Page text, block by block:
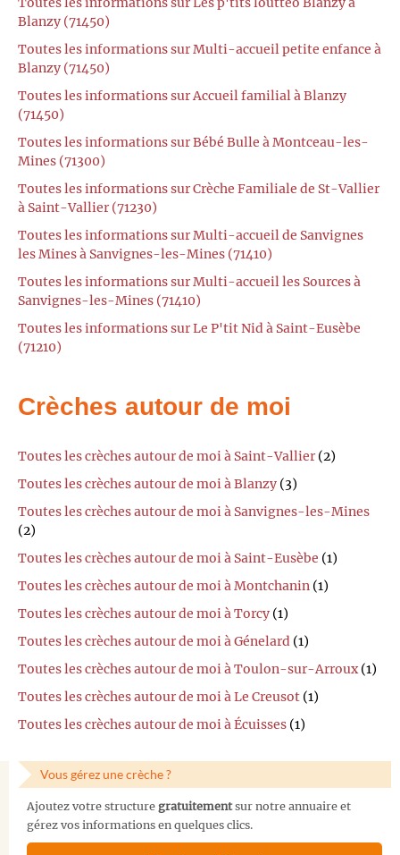
Blanzy (71450)
Toutes les informations sur Multi-accueil petite enfance à
Blanzy (71450)
Toutes les informations sur Accueil familial à Blanzy
(71450)
Toutes les informations sur Bébé Bulle à Montceau-les-
Mines (71300)
Toutes les informations sur Crèche Familiale de St-Vallier
à Saint-Vallier (71230)
Toutes les informations sur Multi-accueil de Sanvignes
les Mines à Sanvignes-les-Mines (71410)
Toutes les informations sur Multi-accueil les Sources à
Sanvignes-les-Mines (71410)
Toutes les informations sur Le P'tit Nid à Saint-Eusèbe
(71210)
Crèches autour de moi
Toutes les crèches autour de moi à Saint-Vallier (2)
Toutes les crèches autour de moi à Blanzy (3)
Toutes les crèches autour de moi à Sanvignes-les-Mines
(2)
Toutes les crèches autour de moi à Saint-Eusèbe (1)
Toutes les crèches autour de moi à Montchanin (1)
Toutes les crèches autour de moi à Torcy (1)
Toutes les crèches autour de moi à Génelard (1)
Toutes les crèches autour de moi à Toulon-sur-Arroux(1)
Toutes les crèches autour de moi à Le Creusot (1)
Toutes les crèches autour de moi à Écuisses (1)
Vous gérez une crèche ?
Ajoutez votre structure gratuitementsur notre annuaire et
gérez vos informations en quelques clics.